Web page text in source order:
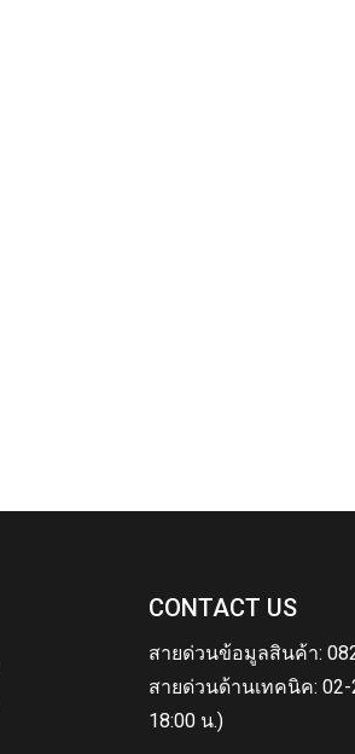
CONTACT US
สายด่วนข้อมูลสินค้า:
สายด่วนด้านเทคนิค: 02-
18:00 น.)